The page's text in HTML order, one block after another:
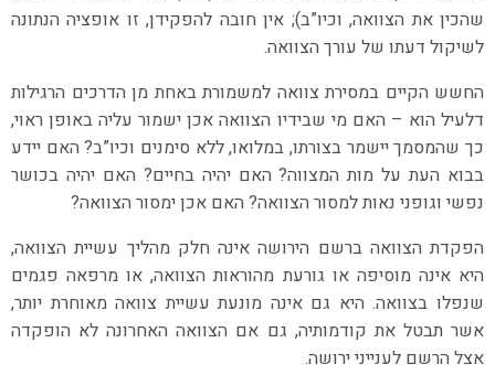
שהכין את הצוואה, וכיו”ב); אין חובה להפקידן, זו אופציה הנתונה
לשיקול דעתו של עורך הצוואה.
החשש הקיים במסירת צוואה למשמורת באחת מן הדרכים הרגילות
דלעיל הוא – האם מי שבידיו הצוואה אכן ישמור עליה באופן ראוי,
כך שהמסמך יישמר בצורתו, במלואו, ללא סימנים וכיו”ב? האם יידע
בבוא העת על מות המצווה? האם יהיה בחיים? האם יהיה בכושר
נפשי וגופני נאות למסור הצוואה? האם אכן ימסור הצוואה?
הפקדת הצוואה ברשם הירושה אינה חלק מהליך עשיית הצוואה,
היא אינה מוסיפה או גורעת מהוראות הצוואה, או מרפאה פגמים
שנפלו בצוואה. היא גם אינה מונעת עשיית צוואה מאוחרת יותר,
אשר תבטל את קודמותיה, גם אם הצוואה האחרונה לא הופקדה
אצל הרשם לענייני ירושה.